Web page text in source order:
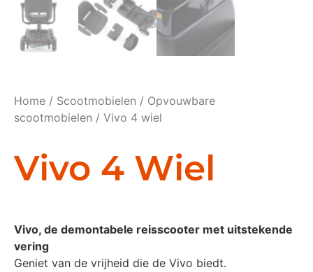
Home / Scootmobielen / Opvouwbare
scootmobielen / Vivo 4 wiel
Vivo 4 Wiel
Vivo, de demontabele reisscooter met uitstekende
vering
Geniet van de vrijheid die de Vivo biedt.